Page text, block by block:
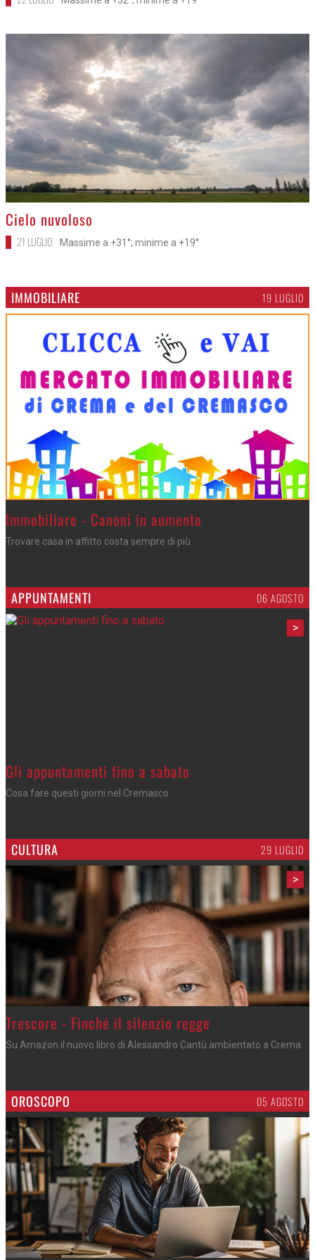
>
Cielo nuvoloso
21 LUGLIO Massime a +31°; minime a +19°
IMMOBILIARE 19 LUGLIO
>Immobiliare - Canoni in aumento
Trovare casa in affitto costa sempre di più
APPUNTAMENTI 06 AGOSTO
>
Gli appuntamenti fino a sabato
Cosa fare questi giorni nel Cremasco
CULTURA 29 LUGLIO
>
Trescore - Finché il silenzio regge
Su Amazon il nuovo libro di Alessandro Cantù ambientato a Crema
OROSCOPO 05 AGOSTO